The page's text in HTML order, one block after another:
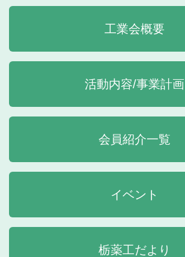
工業会概要
活動内容/事業計画
会員紹介一覧
イベント
栃薬工だより